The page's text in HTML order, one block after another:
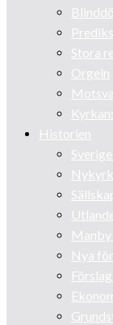
Stora
Orgeln
Historien
Nya